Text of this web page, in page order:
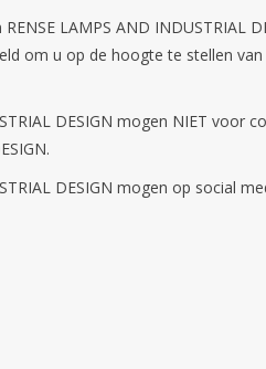
LAMPS AND
om u op de hoogte te stellen
DESIGN mogen NIET
DESIGN mogen op social